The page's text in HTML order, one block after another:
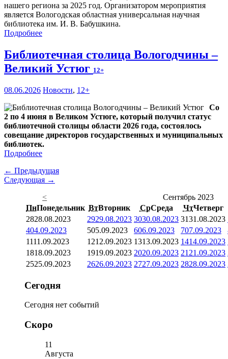
нашего региона за 2025 год. Организатором мероприятия
является Вологодская областная универсальная научная
библиотека им. И. В. Бабушкина.
Подробнее
Библиотечная столица Вологодчины –
Великий Устюг 12+
08.06.2026 Новости, 12+
Со
2 по 4 июня в Великом Устюге, который получил статус
библиотечной столицы области 2026 года, состоялось
совещание директоров государственных и муниципальных
библиотек.
Подробнее
← Предыдущая
Следующая →
<
Сентябрь 2023
ПнПонедельник ВтВторник СрСреда ЧтЧетверг
2828.08.2023 2929.08.2023 3030.08.2023 3131.08.2023
404.09.2023 505.09.2023 606.09.2023 707.09.2023
1111.09.2023 1212.09.2023 1313.09.2023 1414.09.2023
1818.09.2023 1919.09.2023 2020.09.2023 21 21.09.2023
2525.09.2023 2626.09.2023 2727.09.2023 2828.09.2023
Сегодня
Сегодня нет событий
Скоро
11
Августа